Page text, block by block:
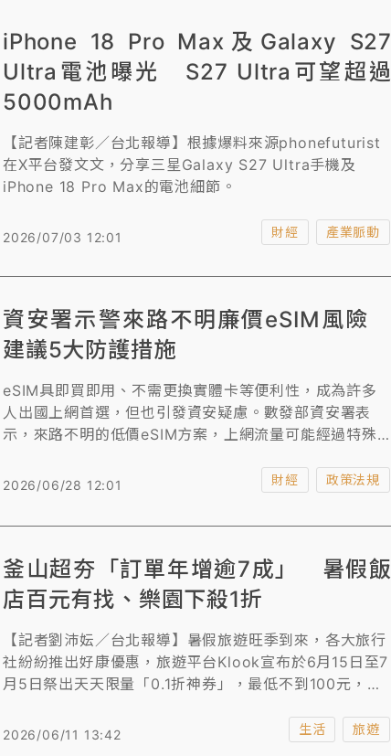
iPhone 18 Pro Max及Galaxy S27
Ultra電池曝光 S27 Ultra可望超過
5000mAh
【記者陳建彰／台北報導】根據爆料來源phonefuturist
在X平台發文文，分享三星Galaxy S27 Ultra手機及
iPhone 18 Pro Max的電池細節。
2026/07/03 12:01 財經 產業脈動
資安署示警來路不明廉價eSIM風險
建議5大防護措施
eSIM具即買即用、不需更換實體卡等便利性，成為許多
人出國上網首選，但也引發資安疑慮。數發部資安署表
示，來路不明的低價eSIM方案，上網流量可能經過特殊
醒民眾購買前確認網路來源；使用時留意手機資料是否遭
2026/06/28 12:01 財經 政策法規
釜山超夯「訂單年增逾7成」 暑假飯
店百元有找、樂園下殺1折
【記者劉沛妘／台北報導】暑假旅遊旺季到來，各大旅行
社紛紛推出好康優惠，旅遊平台Klook宣布於6月15日至7
月5日祭出天天限量「0.1折神券」，最低不到100元，就
折、交通3折等優惠；另外，可樂旅遊也祭出激省優惠，
2026/06/11 13:42 生活 旅遊